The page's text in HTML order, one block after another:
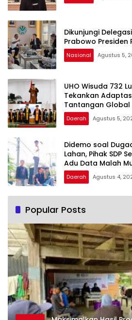
Dikunjungi
Prabowo Presiden
Nasional Agustus 5,
UHO Wisuda 732
Tekankan
Tantangan Global
Daerah Agustus 5,
Didemo soal
Lahan, Pihak SDP
Adu Data Malah
Daerah Agustus 4,
Popular Posts